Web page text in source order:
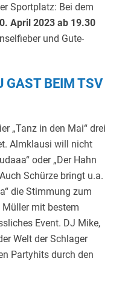
Sportplatz: Bei dem
April 2023 ab 19.30
und Gute-
GAST BEIM TSV
„Tanz in den Mai“ drei
Almklausi will nicht
oder „Der Hahn
Schürze bringt u.a.
die Stimmung zum
mit bestem
Event. DJ Mike,
Welt der Schlager
Partyhits durch den